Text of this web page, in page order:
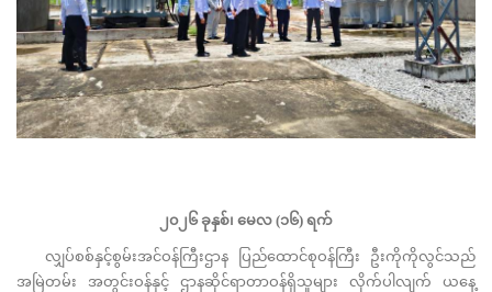
၂၀၂၆ ခုနှစ်၊ မေလ (၁၆) ရက်
လျှပ်စစ်နှင့်စွမ်းအင်ဝန်ကြီးဌာန ပြည်ထောင်စုဝန်ကြီး ဦးကိုကိုလွင်သည်
အမြဲတမ်း အတွင်းဝန်နှင့် ဌာနဆိုင်ရာတာဝန်ရှိသူများ လိုက်ပါလျက် ယနေ့